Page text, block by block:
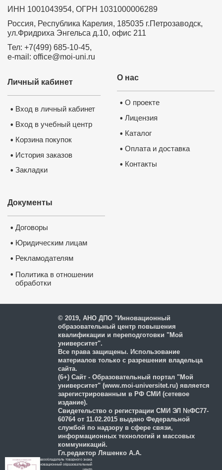
✅Данные о документе
Госуслугах
подтверждает лицензия, выданная
Министерством образования РФ.
лицензию
ИНН 1001043954, ОГРН 1031000006289
Россия, Республика Карелия, 185035 г.Петрозаводск,
ул.Фридриха Энгельса д.10, офис 211
Тел: +7(499) 685-10-45,
e-mail: office@moi-uni.ru
О нас
• О проекте
• Лицензия
• Каталог
• Оплата и доставка
• Контакты
Личный кабинет
• Вход в личный кабинет
• Вход в учебный центр
• Корзина покупок
• История заказов
• Закладки
Документы
• Договоры
• Юридическим лицам
• Рекламодателям
• Политика в отношении
обработки
© 2019, АНО ДПО "Инновационный
образовательный центр повышения
квалификации и переподготовки "Мой
университет".
Все права защищены. Использование
материалов только с разрешения владельца
сайта.
(6+) Сайт - Образовательный портал "Мой
университет" (www.moi-universitet.ru) является
зарегистрированным в РФ СМИ (сетевое
издание).
Свидетельство о регистрации СМИ ЭЛ №ФС77-
60764 от 11.02.2015 выдано Федеральной
службой по надзору в сфере связи,
информационных технологий и массовых
коммуникаций.
Гл.редактор Ляшенко А.А.
Правообладатель товарного знака
Инновационный образовательный
цeнтр